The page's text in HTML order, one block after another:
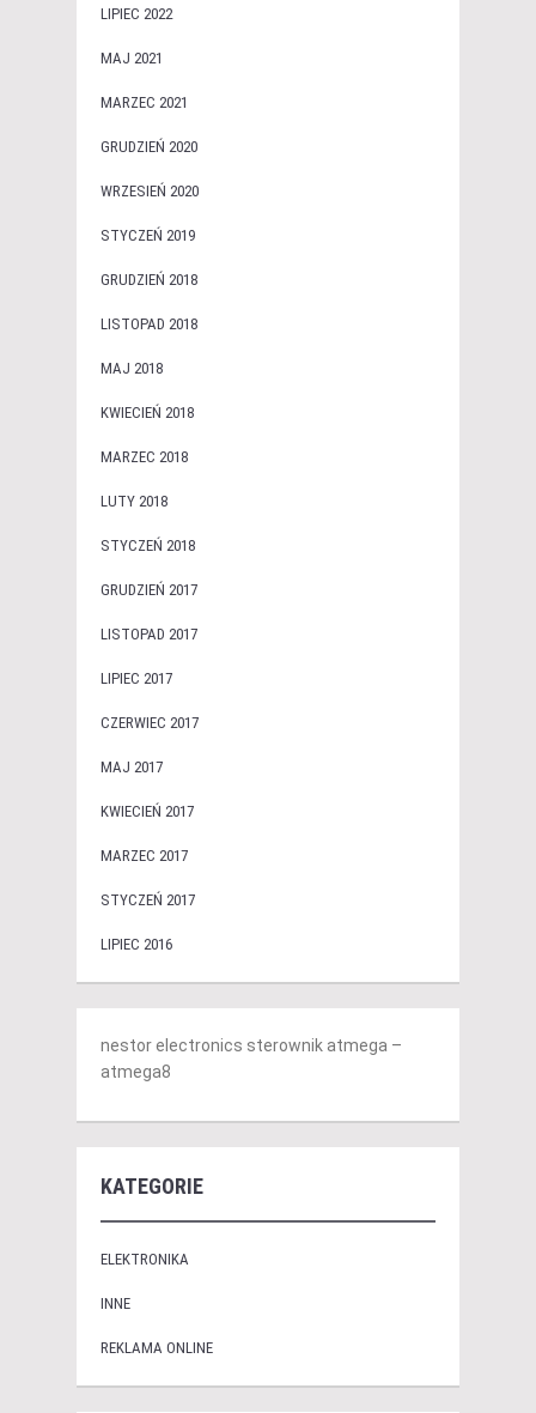
LIPIEC 2022
MAJ 2021
MARZEC 2021
GRUDZIEŃ 2020
WRZESIEŃ 2020
STYCZEŃ 2019
GRUDZIEŃ 2018
LISTOPAD 2018
MAJ 2018
KWIECIEŃ 2018
MARZEC 2018
LUTY 2018
STYCZEŃ 2018
GRUDZIEŃ 2017
LISTOPAD 2017
LIPIEC 2017
CZERWIEC 2017
MAJ 2017
KWIECIEŃ 2017
MARZEC 2017
STYCZEŃ 2017
LIPIEC 2016
nestor electronics sterownik atmega –
atmega8
KATEGORIE
ELEKTRONIKA
INNE
REKLAMA ONLINE